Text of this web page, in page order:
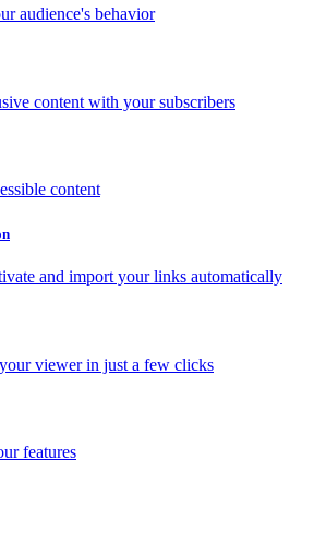
audience's behavior
content with your subscribers
content
and import your links automatically
viewer in just a few clicks
features